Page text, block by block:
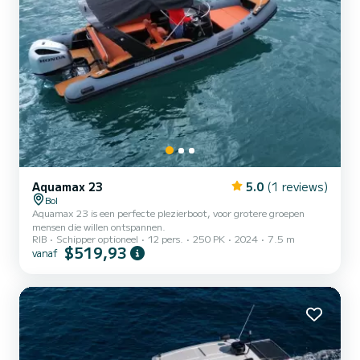
Aquamax 23 5.0 (1 reviews)
Bol
Aquamax 23 is een perfecte plezierboot, voor grotere groepen
mensen die willen ontspannen.
RIB
Schipper optioneel 12 pers. 250 PK 2024 7.5 m
vanaf $519,93